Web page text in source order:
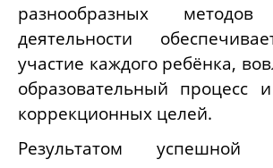
разнообразных
деятельности
участие каждого ребёнка,
образовательный процесс
коррекционных целей.
Результатом успешной